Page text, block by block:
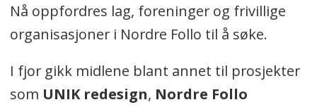
Nå oppfordres lag, foreninger og frivillige
organisasjoner i Nordre Follo til å søke.
I fjor gikk midlene blant annet til prosjekter
som UNIK redesign, Nordre Follo